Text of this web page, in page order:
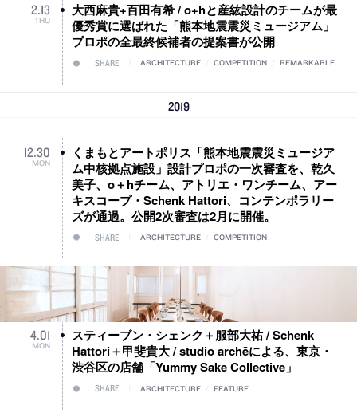
2.13
THU
大西麻貴+百田有希 / o+hと産紘設計のチームが最
優秀賞に選ばれた「熊本地震震災ミュージアム」
プロポの全最終候補者の提案書が公開
SHARE ARCHITECTURE COMPETITION REMARKABLE
2019
12.30
MON
くまもとアートポリス「熊本地震震災ミュージア
ム中核拠点施設」設計プロポの一次審査を、乾久
美子、o＋hチーム、アトリエ・ワンチーム、アー
キスコープ・Schenk Hattori、コンテンポラリー
ズが通過。公開2次審査は2月に開催。
SHARE ARCHITECTURE COMPETITION
4.01
MON
スティーブン・シェンク＋服部大祐 / Schenk
Hattori＋甲斐貴大 / studio archēによる、東京・
渋谷区の店舗「Yummy Sake Collective」
SHARE ARCHITECTURE FEATURE